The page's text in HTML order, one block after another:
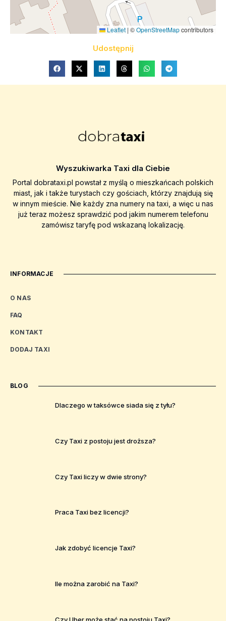
Leaflet | ©OpenStreetMapcontributors
Udostępnij
Wyszukiwarka Taxi dla Ciebie
Portal dobrataxi.pl powstał z myślą o mieszkańcach polskich
miast, jak i także turystach czy gościach, którzy znajdują się
w innym mieście. Nie każdy zna numery na taxi, a więc u nas
już teraz możesz sprawdzić pod jakim numerem telefonu
zamówisz taryfę pod wskazaną lokalizację.
INFORMACJE
O NAS
FAQ
KONTAKT
DODAJ TAXI
BLOG
Dlaczego w taksówce siada się z tyłu?
Czy Taxi z postoju jest droższa?
Czy Taxi liczy w dwie strony?
Praca Taxi bez licencji?
Jak zdobyć licencje Taxi?
Ile można zarobić na Taxi?
Czy Uber może stać na postoju Taxi?